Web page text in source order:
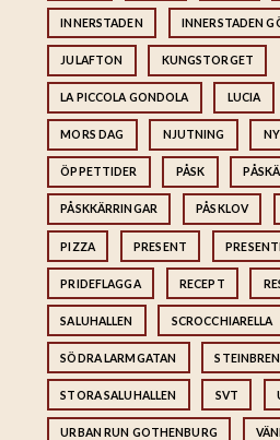
INNERSTADEN INNERSTADEN
JULAFTON KUNGSTORGET
LA PICCOLA GONDOLA LUCIA
MORS DAG NJUTNING
ÖPPETTIDER PÅSK
PÅSKKÄRRINGAR PÅSKLOV
PIZZA PRESENT
PRIDEFLAGGA RECEPT
SALUHALLEN SCROCCHIARELLA
SÖDRA LARMGATAN
STORA SALUHALLEN SVT
URBAN RUN GOTHENBURG